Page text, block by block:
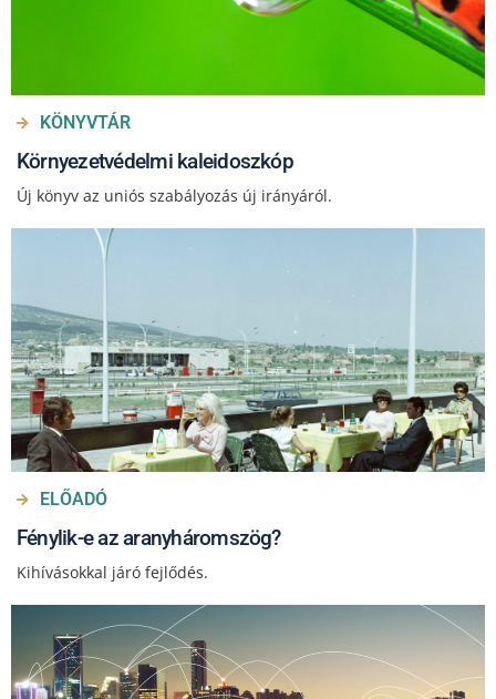
KÖNYVTÁR
Környezetvédelmi kaleidoszkóp
Új könyv az uniós szabályozás új irányáról.
ELŐADÓ
Fénylik-e az aranyháromszög?
Kihívásokkal járó fejlődés.